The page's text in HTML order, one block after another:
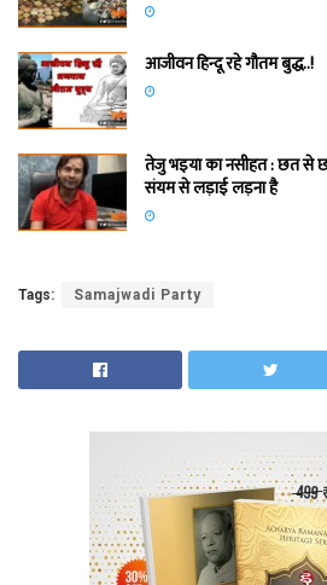
आजीवन हिन्दू रहे गौतम बुद्ध..!
तेजु भइया का नसीहत : छत से
संयम से लड़ाई लड़ना है
Tags: Samajwadi Party